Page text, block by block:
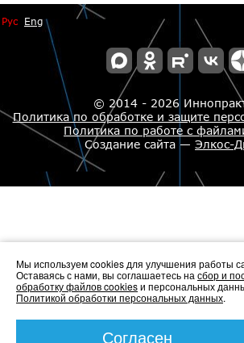
Рус Eng
© 2014 - 2026
Политика по обработке и защите
Политика по работе с
Создание сайта — Элкос-
Мы используем cookies для улучшения работы
Оставаясь с нами, вы соглашаетесь на сбор и
обработку файлов cookiesи персональных
Политикой обработки персональных данных.
Согласен